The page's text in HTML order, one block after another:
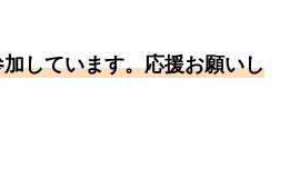
しています。応援お願いし